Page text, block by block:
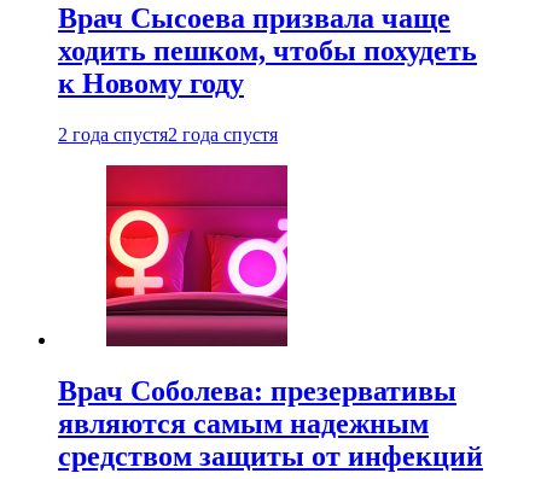
Врач Сысоева призвала чаще
ходить пешком, чтобы похудеть
к Новому году
2 года спустя2 года спустя
Врач Соболева: презервативы
являются самым надежным
средством защиты от инфекций